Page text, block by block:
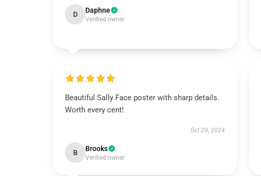
D Daphne
Verified owner
Beautiful Sally Face poster with sharp details.
Worth every cent!
Oct 29, 2024
B Brooks
Verified owner